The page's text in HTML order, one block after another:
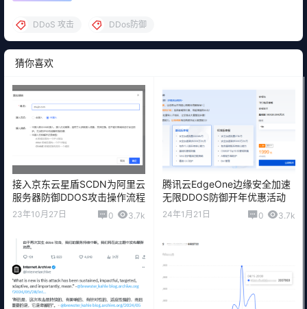
DDoS 攻击 DDos防御
猜你喜欢
接入京东云星盾SCDN为阿里云
服务器防御DDOS攻击操作流程
23年10月27日 0 3.7k
腾讯云EdgeOne边缘安全加速
无限DDOS防御开年优惠活动
24年1月21日 0 3.7k